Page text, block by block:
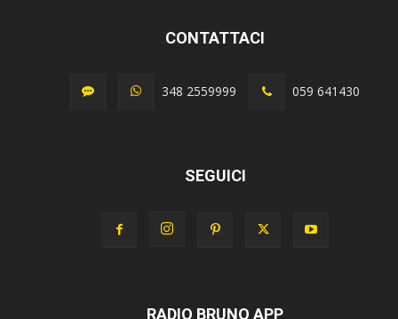
CONTATTACI
348 2559999 059 641430
SEGUICI
RADIO BRUNO APP